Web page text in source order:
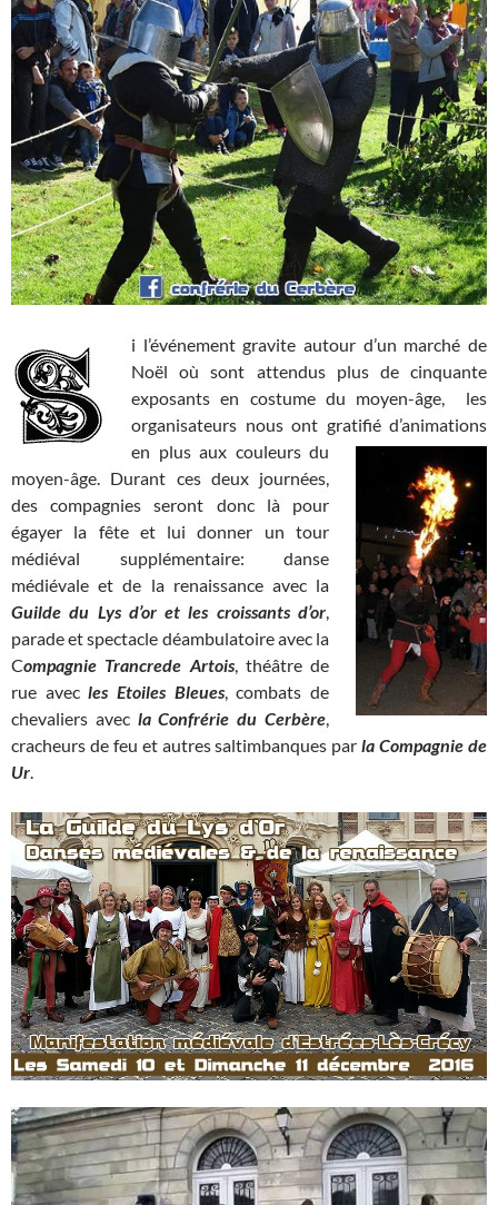
i l’événement gravite autour d’un marché de
Noël où sont attendus plus de cinquante
exposants en costume du moyen-âge, les
organisateurs nous ont gratifié d’animations
en plus aux couleurs du
moyen-âge. Durant ces deux journées,
des compagnies seront donc là pour
égayer la fête et lui donner un tour
médiéval supplémentaire: danse
médiévale et de la renaissance avec la
Guilde du Lys d’or et les croissants d’or
parade et spectacle déambulatoire avec la
Compagnie Trancrede Artois, théâtre de
rue avecles Etoiles Bleues, combats de
chevaliers avec la Confrérie du Cerbère
cracheurs de feu et autres saltimbanques parla Compagnie de
Ur